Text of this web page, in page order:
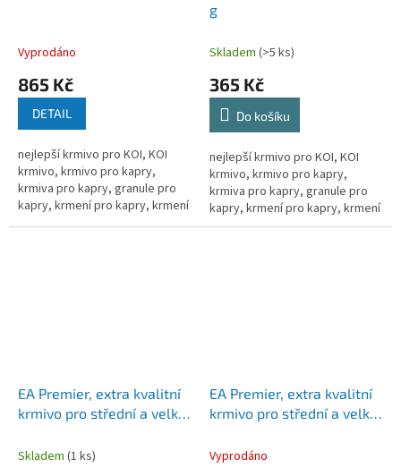
Vyprodáno
865 Kč
DETAIL
nejlepší krmivo pro KOI, KOI
krmivo, krmivo pro kapry,
krmiva pro kapry, granule pro
kapry, krmení pro kapry, krmení
pro kapra, krmení pro koi kapry,
g
Skladem (>5 ks)
365 Kč
Do košíku
nejlepší krmivo pro KOI, KOI
krmivo, krmivo pro kapry,
krmiva pro kapry, granule pro
kapry, krmení pro kapry, krmení
pro kapra, krmení pro koi kapry,
EA Premier, extra kvalitní
krmivo pro střední a velké
velikost 3-4 mm, balení 15
Skladem (1 ks)
EA Premier, extra kvalitní
krmivo pro střední a velké
velikost 5-6 mm, balení 15
Vyprodáno